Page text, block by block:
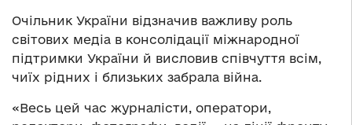
Очільник України відзначив важливу роль
світових медіа в консолідації міжнародної
підтримки України й висловив співчуття всім,
чиїх рідних і близьких забрала війна.
«Весь цей час журналісти, оператори,